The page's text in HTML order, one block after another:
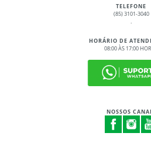
TELEFONE
(85) 3101-3040
.
HORÁRIO DE
08:00 ÀS 17:00
NOSSOS